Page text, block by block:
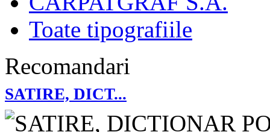
Toate tipografiile
Recomandari
SATIRE, DICT...